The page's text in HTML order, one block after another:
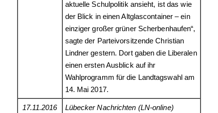
aktuelle Schulpolitik ansieht, ist das wie
der Blick in einen Altglascontainer – ein
einziger großer grüner Scherbenhaufen“,
sagte der Parteivorsitzende Christian
Lindner gestern. Dort gaben die Liberalen
einen ersten Ausblick auf ihr
Wahlprogramm für die Landtagswahl am
14. Mai 2017.
17.11.2016
Lübecker Nachrichten (LN-online)